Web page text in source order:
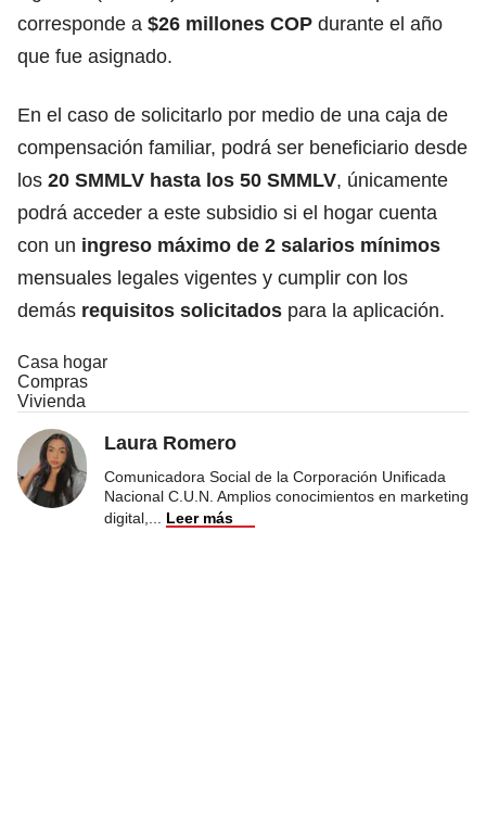
corresponde a $26 millones COP durante el año
que fue asignado.
En el caso de solicitarlo por medio de una caja de
compensación familiar, podrá ser beneficiario desde
los 20 SMMLV hasta los 50 SMMLV, únicamente
podrá acceder a este subsidio si el hogar cuenta
con un ingreso máximo de 2 salarios mínimos
mensuales legales vigentes y cumplir con los
demás requisitos solicitados para la aplicación.
Casa hogar
Compras
Vivienda
Laura Romero
Comunicadora Social de la Corporación Unificada
Nacional C.U.N. Amplios conocimientos en marketing
digital,
Leer más